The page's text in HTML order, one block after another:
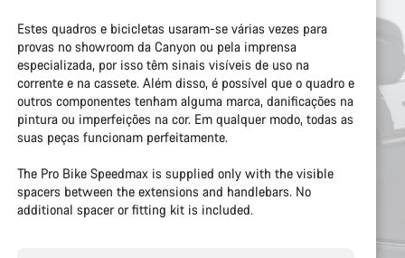
Estes quadros e bicicletas usaram-se várias vezes para
provas no showroom da Canyon ou pela imprensa
especializada, por isso têm sinais visíveis de uso na
corrente e na cassete. Além disso, é possível que o quadro e
outros componentes tenham alguma marca, danificações na
pintura ou imperfeições na cor. Em qualquer modo, todas as
suas peças funcionam perfeitamente.
The Pro Bike Speedmax is supplied only with the visible
spacers between the extensions and handlebars. No
additional spacer or fitting kit is included.